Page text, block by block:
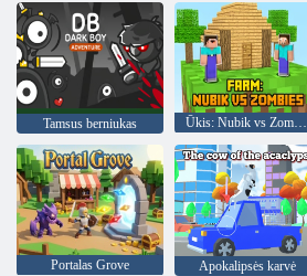
Tamsus berniukas Ūkis: Nubik vs Zombies
Portalas Grove Apokalipsės karvė